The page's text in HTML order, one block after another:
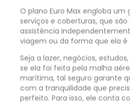
O plano Euro Max engloba
serviços e coberturas, que
assistência
viagem ou da forma que ela é
Seja a lazer, negócios,
se ela foi feita pela malha
marítima, tal seguro garante
com a tranquilidade que
perfeito. Para isso, ele conta